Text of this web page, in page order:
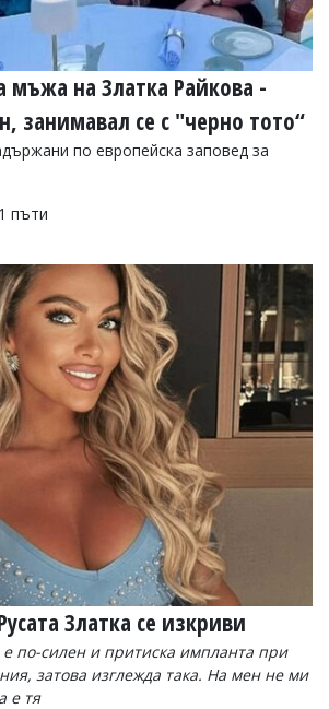
мъжа на Златка Райкова -
занимавал се с "черно тото“
по европейска заповед за
пъти
Златка се изкриви
по-силен и притиска импланта при
затова изглежда така. На мен не ми
е тя